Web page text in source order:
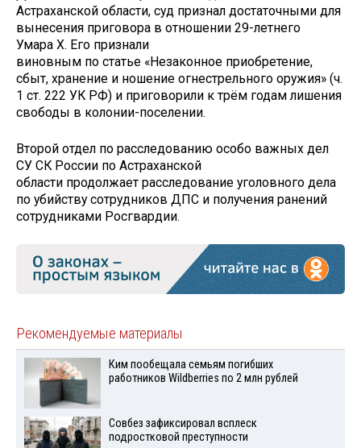
Астраханской области, суд признал достаточными для
вынесения приговора в отношении 29-летнего
Умара Х. Его признали
виновным по статье «Незаконное приобретение,
сбыт, хранение и ношение огнестрельного оружия» (ч.
1 ст. 222 УК РФ) и приговорили к трём годам лишения
свободы в колонии-поселении.
Второй отдел по расследованию особо важных дел
СУ СК России по Астраханской
области продолжает расследование уголовного дела
по убийству сотрудников ДПС и получения ранений
сотрудниками Росгвардии.
Рекомендуемые материалы
Ким пообещала семьям погибших
работников Wildberries по 2 млн рублей
Совбез зафиксировал всплеск
подростковой преступности